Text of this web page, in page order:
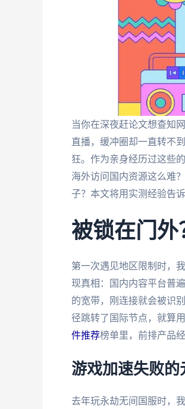
当你在深夜赶论文想查知
直播，缓冲圈却一直转不
狂。作为亲身经历过这些
海外访问国内资源这么难
子？本文将用实测经验告诉
被锁在门外
第一次遇见地区限制时，
现真相：国内内容平台普
的宽带，刚连接就会被识
径跳转了国际节点，就算
件推荐榜单里，前排产品
游戏加速失败的
去年玩永劫无间国服时，